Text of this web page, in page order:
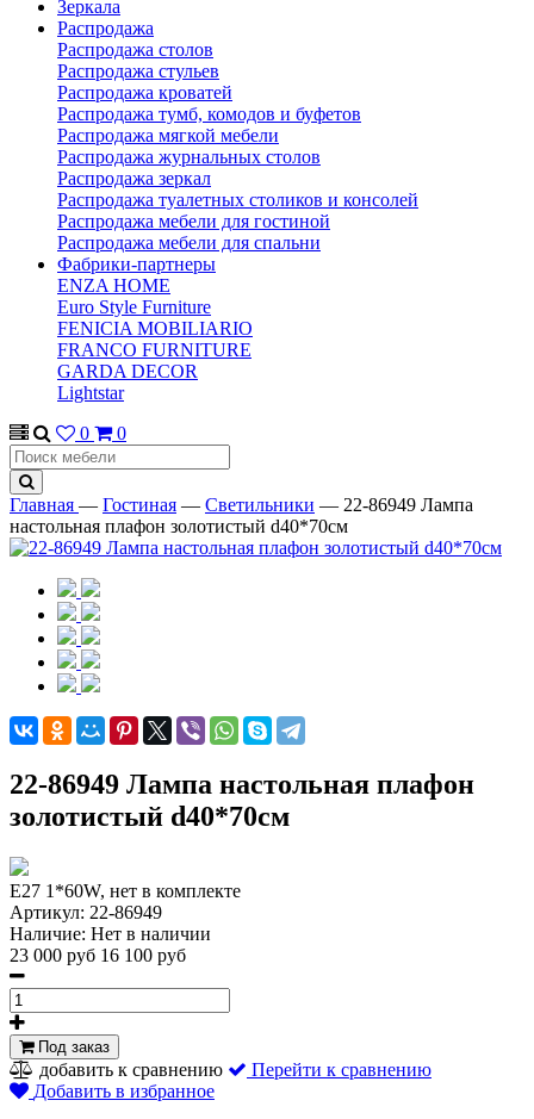
Зеркала
Распродажа
Распродажа столов
Распродажа стульев
Распродажа кроватей
Распродажа тумб, комодов и буфетов
Распродажа мягкой мебели
Распродажа журнальных столов
Распродажа зеркал
Распродажа туалетных столиков и консолей
Распродажа мебели для гостиной
Распродажа мебели для спальни
Фабрики-партнеры
ENZA HOME
Euro Style Furniture
FENICIA MOBILIARIO
FRANCO FURNITURE
GARDA DECOR
Lightstar
0
0
Главная — Гостиная — Светильники — 22-86949 Лампа
настольная плафон золотистый d40*70см
22-86949 Лампа настольная плафон
золотистый d40*70см
E27 1*60W, нет в комплекте
Артикул: 22-86949
Наличие: Нет в наличии
23 000 руб 16 100 руб
Под заказ
добавить к сравнению
Перейти к сравнению
Добавить в избранное